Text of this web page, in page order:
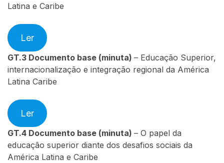
Latina e Caribe
Ler
GT.3 Documento base (minuta) – Educação Superior,
internacionalização e integração regional da América
Latina Caribe
Ler
GT.4 Documento base (minuta) – O papel da
educação superior diante dos desafios sociais da
América Latina e Caribe